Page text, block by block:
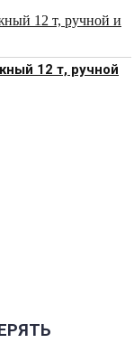
12 т, ручной